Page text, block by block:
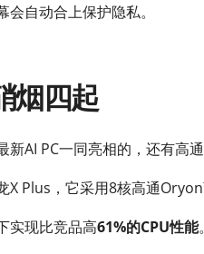
自动合上保护隐私。
烟四起
AI PC一同亮相的，还有高
X Plus，它采用8核高通
实现比竞品高61%的CPU性能。